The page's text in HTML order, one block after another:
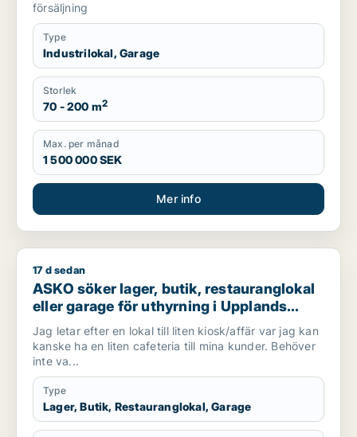
försäljning
Type
Industrilokal, Garage
Storlek
70 - 200 m2
Max. per månad
1 500 000 SEK
Mer info
ASKO söker lager, butik, restauranglokal eller garage för
17 d sedan
ASKO söker lager, butik, restauranglokal
eller garage för uthyrning i Upplands
Väsby, Vallentuna eller Järfälla m.fl.
Jag letar efter en lokal till liten kiosk/affär var jag kan
kanske ha en liten cafeteria till mina kunder. Behöver
inte va...
Type
Lager, Butik, Restauranglokal, Garage